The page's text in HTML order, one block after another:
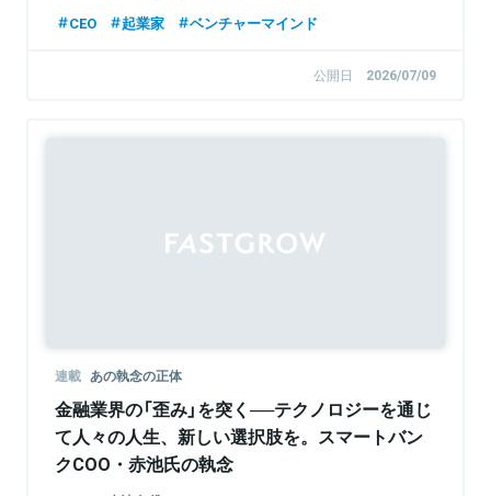
CEO 起業家 ベンチャーマインド
公開日 2026/07/09
連載 あの執念の正体
金融業界の「歪み」を突く──テクノロジーを通じ
て人々の人生、新しい選択肢を。スマートバン
クCOO・赤池氏の執念